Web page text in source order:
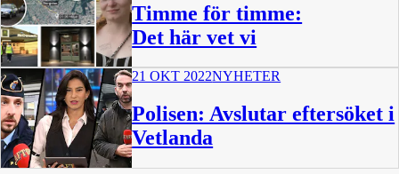
Timme för timme:
Det här vet vi
21 OKT 2022NYHETER
Polisen: Avslutar eftersöket i
Vetlanda